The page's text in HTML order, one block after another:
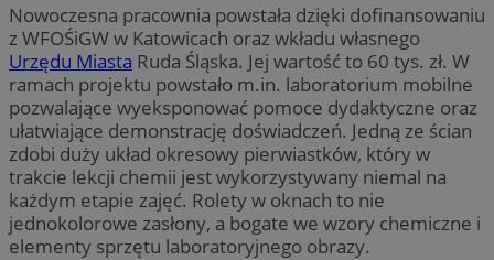
Nowoczesna pracownia powstała dzięki dofinansowaniu
z WFOŚiGW w Katowicach oraz wkładu własnego
Urzędu Miasta Ruda Śląska. Jej wartość to 60 tys. zł. W
ramach projektu powstało m.in. laboratorium mobilne
pozwalające wyeksponować pomoce dydaktyczne oraz
ułatwiające demonstrację doświadczeń. Jedną ze ścian
zdobi duży układ okresowy pierwiastków, który w
trakcie lekcji chemii jest wykorzystywany niemal na
każdym etapie zajęć. Rolety w oknach to nie
jednokolorowe zasłony, a bogate we wzory chemiczne i
elementy sprzętu laboratoryjnego obrazy.